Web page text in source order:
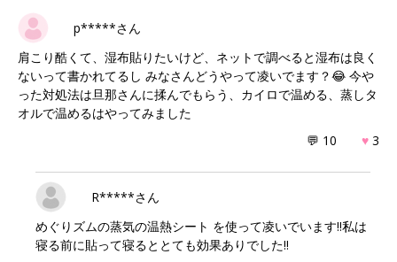
p*****さん
肩こり酷くて、湿布貼りたいけど、ネットで調べると湿布は良く
ないって書かれてるし みなさんどうやって凌いでます？😂 今や
った対処法は旦那さんに揉んでもらう、カイロで温める、蒸しタ
オルで温めるはやってみました
💬 10 ♥ 3
R*****さん
めぐりズムの蒸気の温熱シート を使って凌いでいます‼︎私は
寝る前に貼って寝るととても効果ありでした‼︎